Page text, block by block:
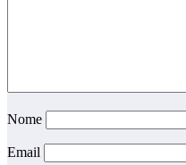
Nome
Email